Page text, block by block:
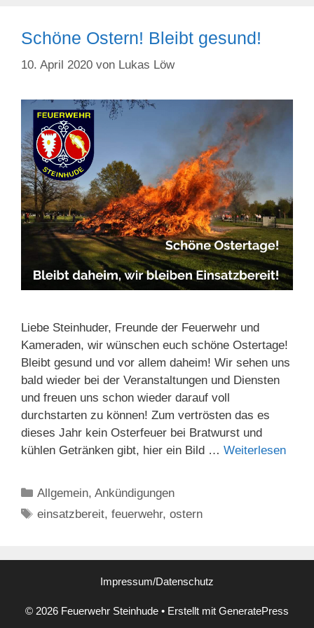
Schöne Ostern! Bleibt gesund!
10. April 2020 von Lukas Löw
Liebe Steinhuder, Freunde der Feuerwehr und
Kameraden, wir wünschen euch schöne Ostertage!
Bleibt gesund und vor allem daheim! Wir sehen uns
bald wieder bei der Veranstaltungen und Diensten
und freuen uns schon wieder darauf voll
durchstarten zu können! Zum vertrösten das es
dieses Jahr kein Osterfeuer bei Bratwurst und
kühlen Getränken gibt, hier ein Bild … Weiterlesen
Kategorien
Allgemein,Ankündigungen
Schlagwörter
einsatzbereit,feuerwehr,ostern
Impressum/Datenschutz
© 2026 Feuerwehr Steinhude • Erstellt mit GeneratePress